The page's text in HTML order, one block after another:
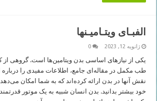
الفبـای ویتـامیـنها
ژانویه 12, 2023 0
یکی از نیازهای اساسی بدن ویتامین‌ها است. گروهی از
طب مکمل در مقاله‌ای جامع، اطلاعات مفیدی را درباره
نقش آنها در بدن ارائه کرده‌اند که به شما امکان می‌دهد
خود بیشتر بدانید. بدن انسان شبیه به یک موتور